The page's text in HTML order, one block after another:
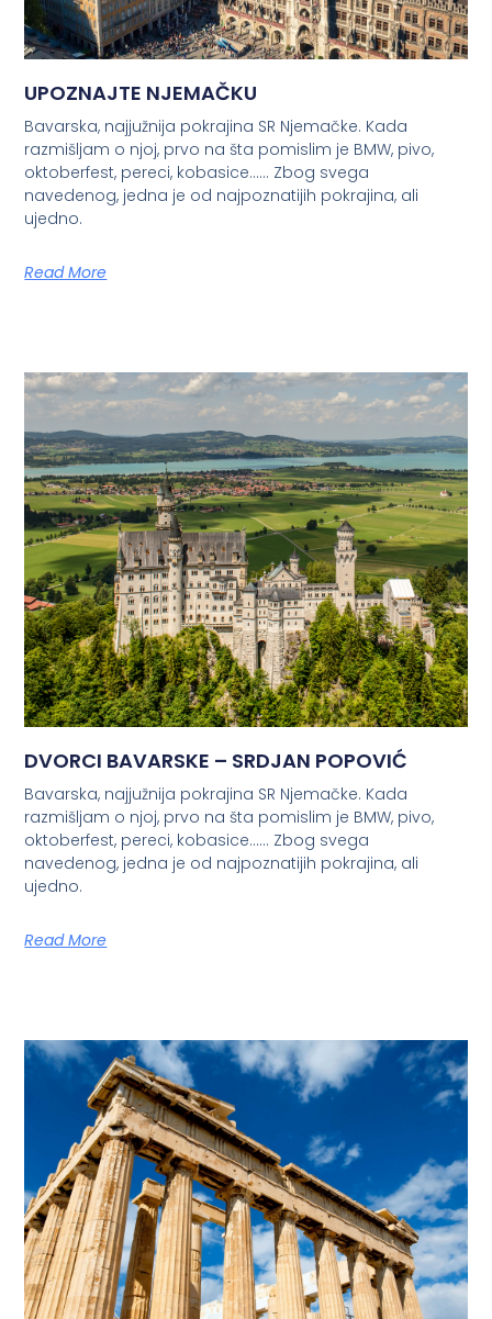
UPOZNAJTE NJEMAČKU
Bavarska, najjužnija pokrajina SR Njemačke. Kada
razmišljam o njoj, prvo na šta pomislim je BMW, pivo,
oktoberfest, pereci, kobasice…… Zbog svega
navedenog, jedna je od najpoznatijih pokrajina, ali
ujedno.
Read More
DVORCI BAVARSKE – SRDJAN POPOVIĆ
Bavarska, najjužnija pokrajina SR Njemačke. Kada
razmišljam o njoj, prvo na šta pomislim je BMW, pivo,
oktoberfest, pereci, kobasice…… Zbog svega
navedenog, jedna je od najpoznatijih pokrajina, ali
ujedno.
Read More